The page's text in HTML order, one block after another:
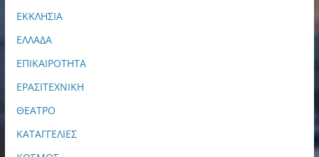
ΕΚΚΛΗΣΙΑ
ΕΛΛΑΔΑ
ΕΠΙΚΑΙΡΟΤΗΤΑ
ΕΡΑΣΙΤΕΧΝΙΚΗ
ΘΕΑΤΡΟ
ΚΑΤΑΓΓΕΛΙΕΣ